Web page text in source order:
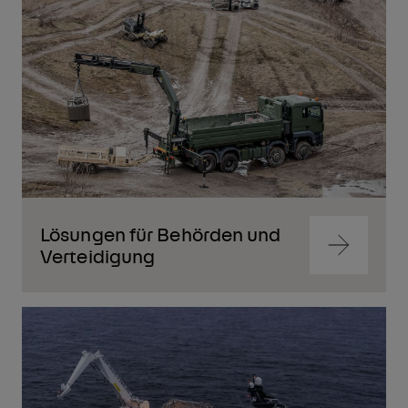
Lösungen für Behörden und
Verteidigung
Zum
Zum